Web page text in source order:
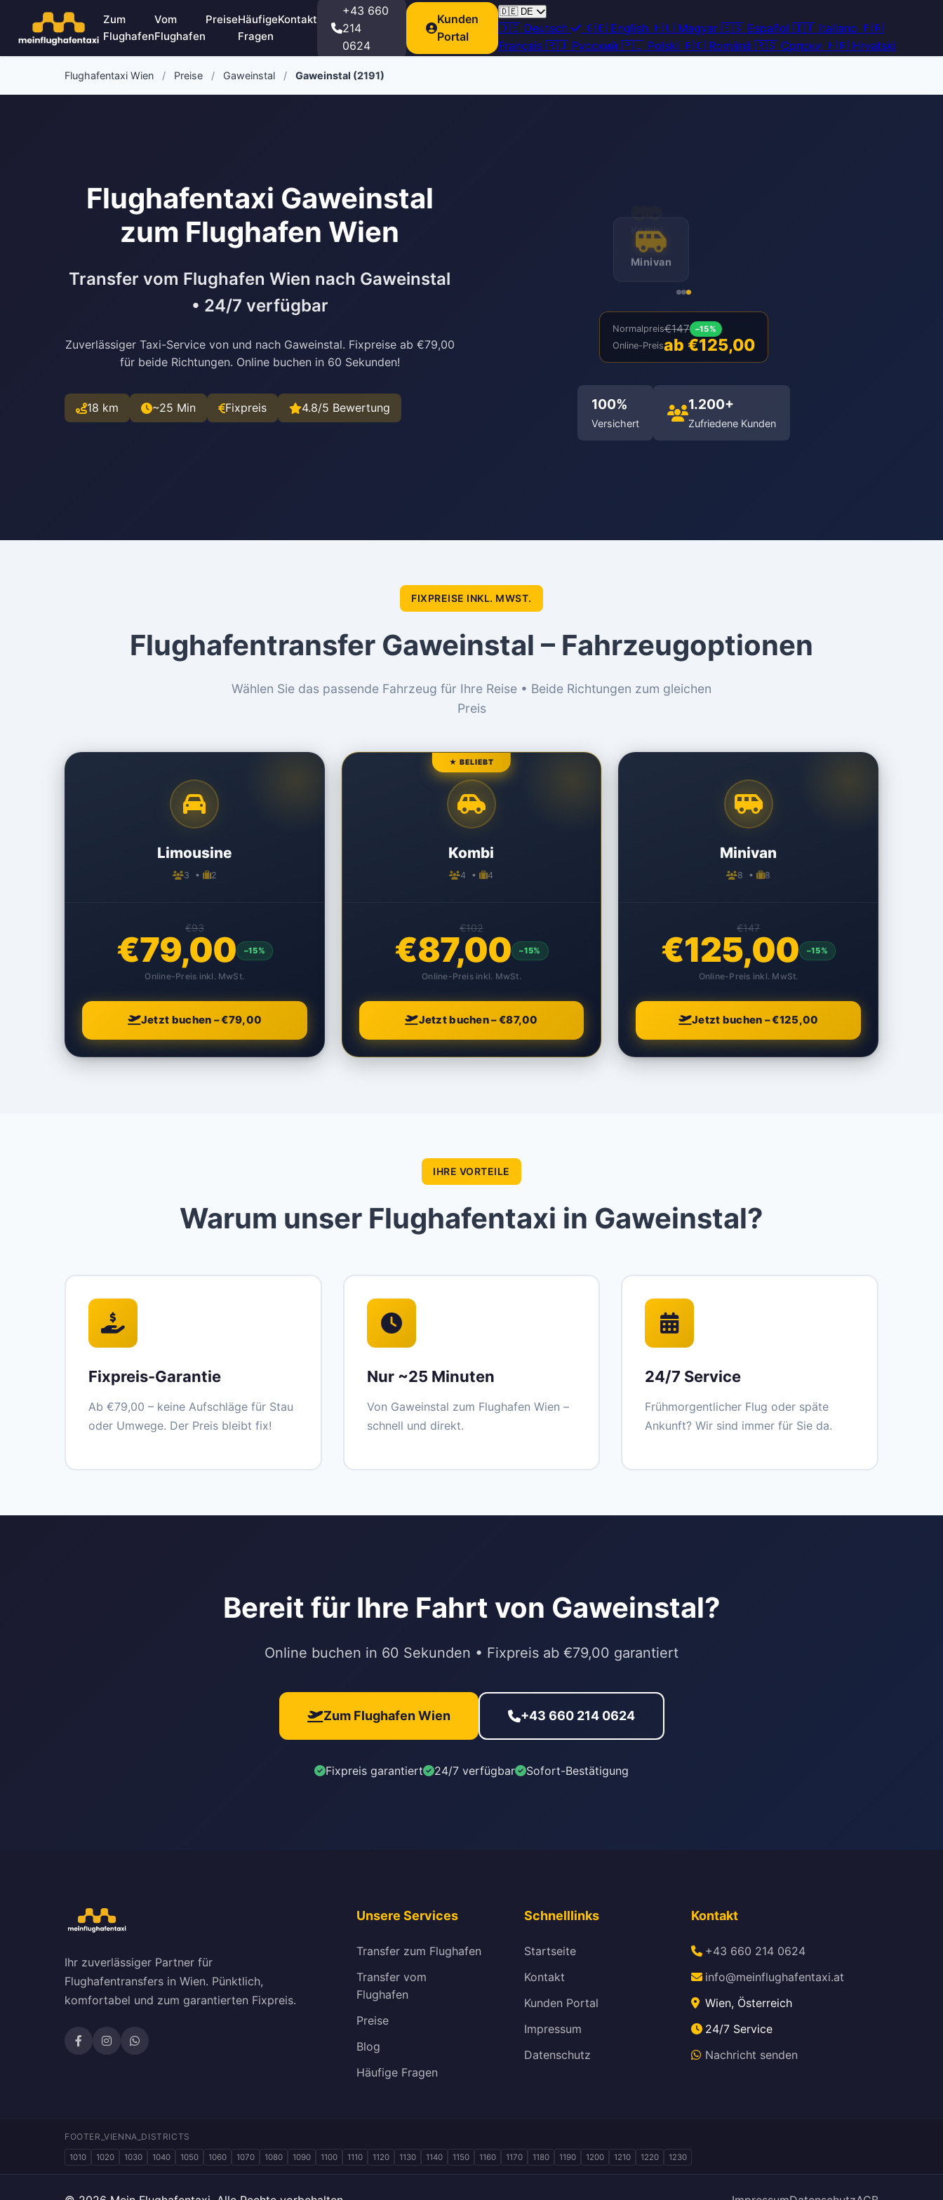
Zum
Flughafen
Vom
Flughafen
PreiseHäufige
Fragen
Kontakt
+43 660
214
0624
Kunden
Portal
🇩🇪 DE
🇩🇪 Deutsch 🇬🇧 English 🇭🇺 Magyar 🇪🇸 Español 🇮🇹 Italiano 🇫🇷
Français 🇷🇺 Русский 🇵🇱 Polski 🇷🇴 Română 🇷🇸 Српски 🇭🇷 Hrvatski
Flughafentaxi Wien / Preise / Gaweinstal / Gaweinstal (2191)
Flughafentaxi Gaweinstal
zum Flughafen Wien
Transfer vom Flughafen Wien nach Gaweinstal
• 24/7 verfügbar
Zuverlässiger Taxi-Service von und nach Gaweinstal. Fixpreise ab €79,00
für beide Richtungen. Online buchen in 60 Sekunden!
18 km ~25 Min Fixpreis 4.8/5 Bewertung
Minivan
Normalpreis€147 –15%
Online-Preisab €125,00
100%
Versichert
1.200+
Zufriedene Kunden
FIXPREISE INKL. MWST.
Flughafentransfer Gaweinstal – Fahrzeugoptionen
Wählen Sie das passende Fahrzeug für Ihre Reise • Beide Richtungen zum gleichen
Preis
Limousine
3 • 2
€93
€79,00 –15%
Online-Preis inkl. MwSt.
Jetzt buchen – €79,00
★ BELIEBT
Kombi
4 • 4
€102
€87,00 –15%
Online-Preis inkl. MwSt.
Jetzt buchen – €87,00
Minivan
8 • 8
€147
€125,00 –15%
Online-Preis inkl. MwSt.
Jetzt buchen – €125,00
IHRE VORTEILE
Warum unser Flughafentaxi in Gaweinstal?
Fixpreis-Garantie
Ab €79,00 – keine Aufschläge für Stau
oder Umwege. Der Preis bleibt fix!
Nur ~25 Minuten
Von Gaweinstal zum Flughafen Wien –
schnell und direkt.
24/7 Service
Frühmorgentlicher Flug oder späte
Ankunft? Wir sind immer für Sie da.
Bereit für Ihre Fahrt von Gaweinstal?
Online buchen in 60 Sekunden • Fixpreis ab €79,00 garantiert
Zum Flughafen Wien +43 660 214 0624
Fixpreis garantiert 24/7 verfügbar Sofort-Bestätigung
Ihr zuverlässiger Partner für
Flughafentransfers in Wien. Pünktlich,
komfortabel und zum garantierten Fixpreis.
Unsere Services
Transfer zum Flughafen
Transfer vom
Flughafen
Preise
Blog
Häufige Fragen
Schnelllinks
Startseite
Kontakt
Kunden Portal
Impressum
Datenschutz
Kontakt
+43 660 214 0624
info@meinflughafentaxi.at
Wien, Österreich
24/7 Service
Nachricht senden
FOOTER_VIENNA_DISTRICTS
1010 1020 1030 1040 1050 1060 1070 1080 1090 1100 1110 1120 1130 1140 1150 1160 1170 1180 1190 1200 1210 1220 1230